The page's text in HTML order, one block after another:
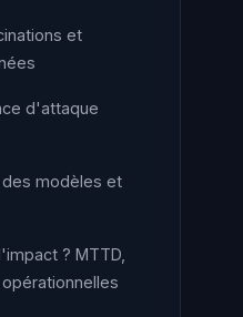
et
d'attaque
modèles et
? MTTD,